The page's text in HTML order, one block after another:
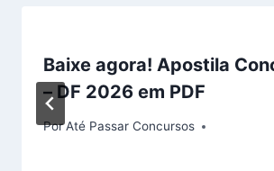
Baixe agora! Apostila
– DF 2026 em PDF
PorAté Passar Concursos